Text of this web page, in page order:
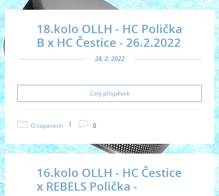
18.kolo OLLH - HC Polička
B x HC Čestice - 26.2.2022
28. 2. 2022
Celý příspěvek
O zápasech | 0
16.kolo OLLH - HC Čestice
x REBELS Polička -